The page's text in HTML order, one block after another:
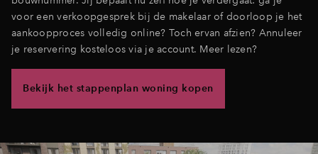
voor een verkoopgesprek bij de makelaar of doorloop je het
aankoopproces volledig online? Toch ervan afzien? Annuleer
je reservering kosteloos via je account. Meer lezen?
Bekijk het stappenplan woning kopen